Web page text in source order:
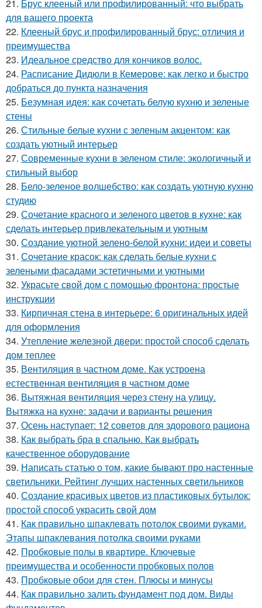
21. Брус клееный или профилированный: что выбрать
для вашего проекта
22. Клееный брус и профилированный брус: отличия и
преимущества
23. Идеальное средство для кончиков волос.
24. Расписание Дидюли в Кемерове: как легко и быстро
добраться до пункта назначения
25. Безумная идея: как сочетать белую кухню и зеленые
стены
26. Стильные белые кухни с зеленым акцентом: как
создать уютный интерьер
27. Современные кухни в зеленом стиле: экологичный и
стильный выбор
28. Бело-зеленое волшебство: как создать уютную кухню
студию
29. Сочетание красного и зеленого цветов в кухне: как
сделать интерьер привлекательным и уютным
30. Создание уютной зелено-белой кухни: идеи и советы
31. Сочетание красок: как сделать белые кухни с
зелеными фасадами эстетичными и уютными
32. Украсьте свой дом с помощью фронтона: простые
инструкции
33. Кирпичная стена в интерьере: 6 оригинальных идей
для оформления
34. Утепление железной двери: простой способ сделать
дом теплее
35. Вентиляция в частном доме. Как устроена
естественная вентиляция в частном доме
36. Вытяжная вентиляция через стену на улицу.
Вытяжка на кухне: задачи и варианты решения
37. Осень наступает: 12 советов для здорового рациона
38. Как выбрать бра в спальню. Как выбрать
качественное оборудование
39. Написать статью о том, какие бывают про настенные
светильники. Рейтинг лучших настенных светильников
40. Создание красивых цветов из пластиковых бутылок:
простой способ украсить свой дом
41. Как правильно шпаклевать потолок своими руками.
Этапы шпаклевания потолка своими руками
42. Пробковые полы в квартире. Ключевые
преимущества и особенности пробковых полов
43. Пробковые обои для стен. Плюсы и минусы
44. Как правильно залить фундамент под дом. Виды